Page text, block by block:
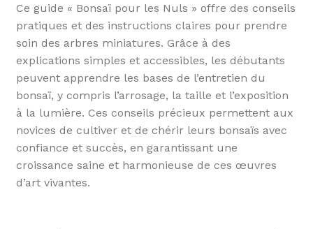
Ce guide « Bonsaï pour les Nuls » offre des conseils
pratiques et des instructions claires pour prendre
soin des arbres miniatures. Grâce à des
explications simples et accessibles, les débutants
peuvent apprendre les bases de l’entretien du
bonsaï, y compris l’arrosage, la taille et l’exposition
à la lumière. Ces conseils précieux permettent aux
novices de cultiver et de chérir leurs bonsaïs avec
confiance et succès, en garantissant une
croissance saine et harmonieuse de ces œuvres
d’art vivantes.